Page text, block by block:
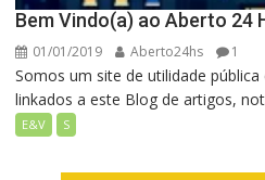
Bem Vindo(a) ao Aberto 24
01/01/2019 Aberto24hs 1
Somos um site de utilidade
linkados a este Blog de artigos,
E&V S